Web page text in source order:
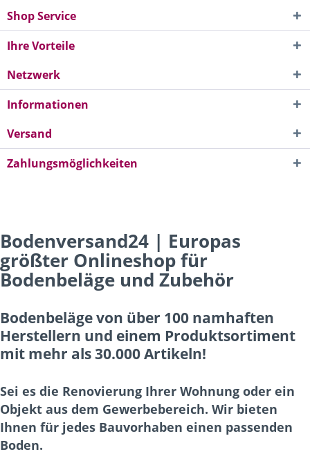
Shop Service
Ihre Vorteile
Netzwerk
Informationen
Versand
Zahlungsmöglichkeiten
Bodenversand24 | Europas
größter Onlineshop für
Bodenbeläge und Zubehör
Bodenbeläge von über 100 namhaften
Herstellern und einem Produktsortiment
mit mehr als 30.000 Artikeln!
Sei es die Renovierung Ihrer Wohnung oder ein
Objekt aus dem Gewerbebereich. Wir bieten
Ihnen für jedes Bauvorhaben einen passenden
Boden.